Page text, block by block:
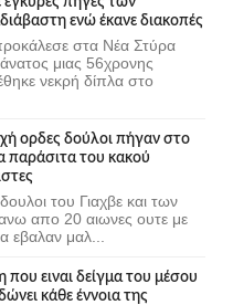
ενώ έκανε διακοπές
στα Νέα Στύρα
μιας 56χρονης
νεκρή δίπλα στο
ορδες δούλοι πήγαν στο
παράσιτα του κακού
του Γιαχβε και των
απο 20 αιωνες ουτε με
εβαλαν μαλ...
που ειναι δείγμα του μέσου
κάθε έννοια της